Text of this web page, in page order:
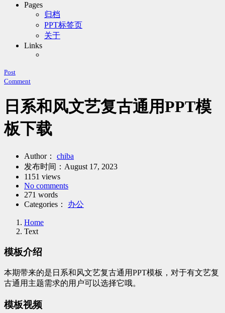
Pages
归档
PPT标签页
关于
Links
Post
Comment
日系和风文艺复古通用PPT模
板下载
Author：
chiba
发布时间： August 17, 2023
1151 views
No comments
271 words
Categories：
办公
Home
Text
模板介绍
本期带来的是日系和风文艺复古通用PPT模板，对于有文艺复
古通用主题需求的用户可以选择它哦。
模板视频